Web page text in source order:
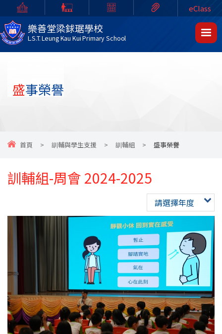
樂善堂梁銶琚學校
L.S.T. Leung Kau Kui Primary School
eClass
盛事榮譽
首頁 > 訓輔與學生支援 > 訓輔組 > 盛事榮譽
訓輔組-周會 2024-2025
請選擇年度